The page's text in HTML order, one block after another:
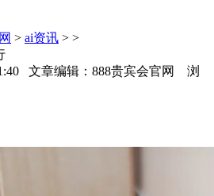
> ai资讯 > >
文章编辑：888贵宾会官网 浏